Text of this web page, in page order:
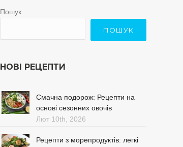
Пошук
ПОШУК
НОВІ РЕЦЕПТИ
Смачна подорож: Рецепти на
основі сезонних овочів
Лют 10th, 2026
Рецепти з морепродуктів: легкі